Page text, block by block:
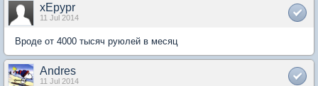
xEpypr
11 Jul 2014
Вроде от 4000 тысяч руюлей в месяц
Andres
11 Jul 2014